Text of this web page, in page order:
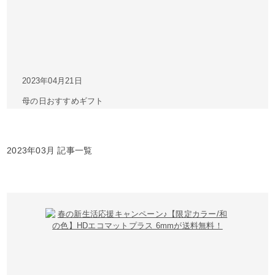
2023年04月21日
母の日おすすめギフト
2023年03月 記事一覧